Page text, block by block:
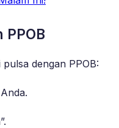
dengan PPOB: